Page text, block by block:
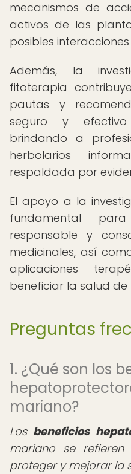
mecanismos de
activos de las
posibles
Además, la
fitoterapia
pautas y
seguro y
brindando a
herbolarios
respaldada por
El apoyo a la
fundamental
responsable y
medicinales, así
aplicaciones
beneficiar la salud de
Preguntas
1. ¿Qué son los
mariano?
Los beneficios
mariano se
proteger y mejorar la